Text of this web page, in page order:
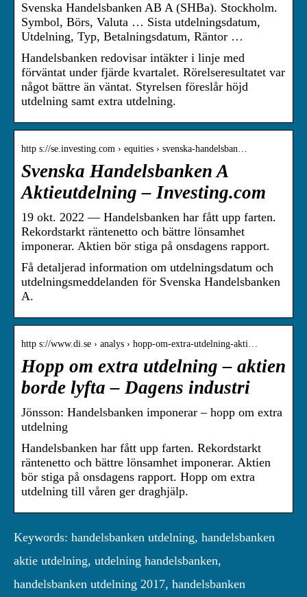
Svenska Handelsbanken AB A (SHBa). Stockholm.
Symbol, Börs, Valuta … Sista utdelningsdatum,
Utdelning, Typ, Betalningsdatum, Räntor …
Handelsbanken redovisar intäkter i linje med
förväntat under fjärde kvartalet. Rörelseresultatet var
något bättre än väntat. Styrelsen föreslår höjd
utdelning samt extra utdelning.
http s://se.investing.com › equities › svenska-handelsban…
Svenska Handelsbanken A
Aktieutdelning – Investing.com
19 okt. 2022 — Handelsbanken har fått upp farten.
Rekordstarkt räntenetto och bättre lönsamhet
imponerar. Aktien bör stiga på onsdagens rapport.
Få detaljerad information om utdelningsdatum och
utdelningsmeddelanden för Svenska Handelsbanken
A.
http s://www.di.se › analys › hopp-om-extra-utdelning-akti…
Hopp om extra utdelning – aktien
borde lyfta – Dagens industri
Jönsson: Handelsbanken imponerar – hopp om extra
utdelning
Handelsbanken har fått upp farten. Rekordstarkt
räntenetto och bättre lönsamhet imponerar. Aktien
bör stiga på onsdagens rapport. Hopp om extra
utdelning till våren ger draghjälp.
Keywords: handelsbanken utdelning, handelsbanken
aktie utdelning, utdelning handelsbanken,
handelsbanken utdelning 2017, handelsbanken